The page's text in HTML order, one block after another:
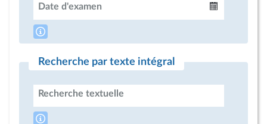
Date d'examen
Recherche par texte intégral
Recherche textuelle